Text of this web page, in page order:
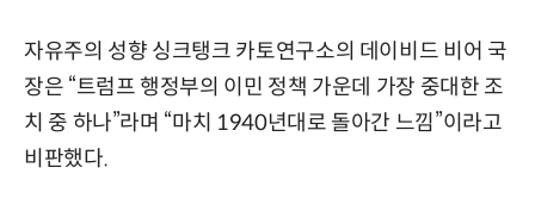
자유주의 성향 싱크탱크 카토연구소의 데이비드 비어 국
장은 “트럼프 행정부의 이민 정책 가운데 가장 중대한 조
치 중 하나”라며 “마치 1940년대로 돌아간 느낌”이라고
비판했다.